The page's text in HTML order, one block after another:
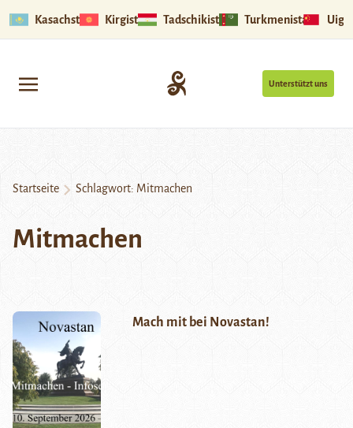
Kasachstan Kirgistan Tadschikistan Turkmenistan
Unterstützt uns
Startseite Schlagwort: Mitmachen
Mitmachen
Mach mit bei Novastan!